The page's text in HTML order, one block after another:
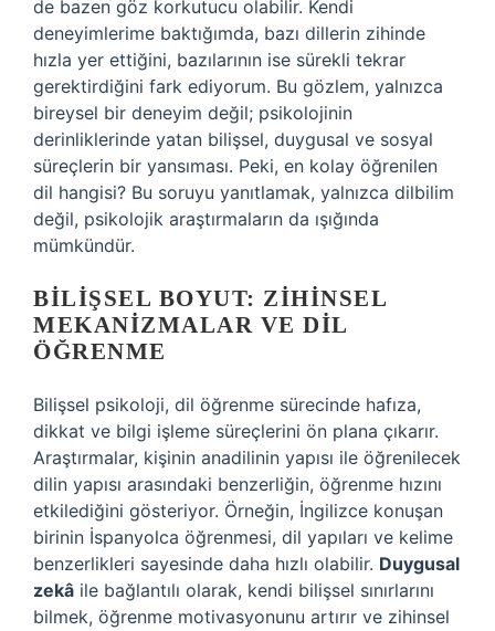
de bazen göz korkutucu olabilir. Kendi
deneyimlerime baktığımda, bazı dillerin zihinde
hızla yer ettiğini, bazılarının ise sürekli tekrar
gerektirdiğini fark ediyorum. Bu gözlem, yalnızca
bireysel bir deneyim değil; psikolojinin
derinliklerinde yatan bilişsel, duygusal ve sosyal
süreçlerin bir yansıması. Peki, en kolay öğrenilen
dil hangisi? Bu soruyu yanıtlamak, yalnızca dilbilim
değil, psikolojik araştırmaların da ışığında
mümkündür.
BILIŞSEL BOYUT: ZIHINSEL
MEKANIZMALAR VE DIL
ÖĞRENME
Bilişsel psikoloji, dil öğrenme sürecinde hafıza,
dikkat ve bilgi işleme süreçlerini ön plana çıkarır.
Araştırmalar, kişinin anadilinin yapısı ile öğrenilecek
dilin yapısı arasındaki benzerliğin, öğrenme hızını
etkilediğini gösteriyor. Örneğin, İngilizce konuşan
birinin İspanyolca öğrenmesi, dil yapıları ve kelime
benzerlikleri sayesinde daha hızlı olabilir. Duygusal
zekâ ile bağlantılı olarak, kendi bilişsel sınırlarını
bilmek, öğrenme motivasyonunu artırır ve zihinsel